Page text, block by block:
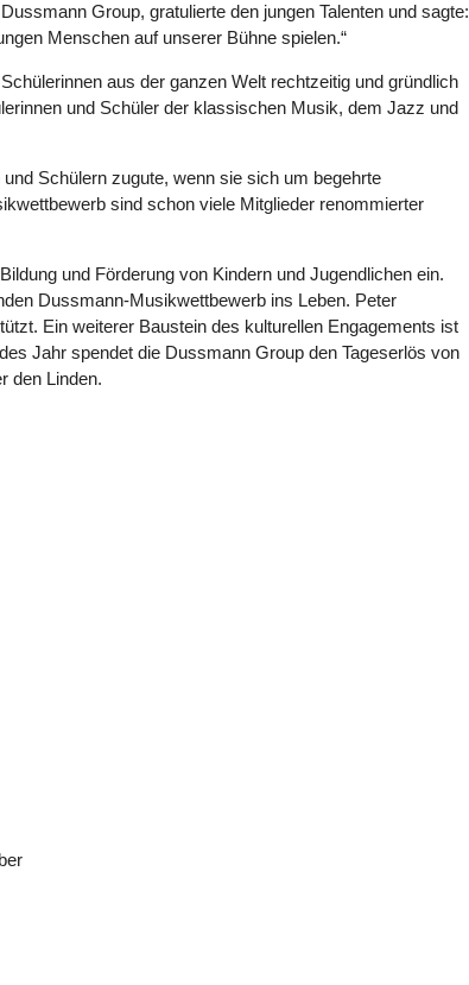
Group, gratulierte den jungen Talenten und sagte:
Menschen auf unserer Bühne spielen.“
aus der ganzen Welt rechtzeitig und gründlich
und Schüler der klassischen Musik, dem Jazz und
Schülern zugute, wenn sie sich um begehrte
sind schon viele Mitglieder renommierter
und Förderung von Kindern und Jugendlichen ein.
Dussmann-Musikwettbewerb ins Leben. Peter
Ein weiterer Baustein des kulturellen Engagements ist
Jahr spendet die Dussmann Group den Tageserlös von
den Linden.